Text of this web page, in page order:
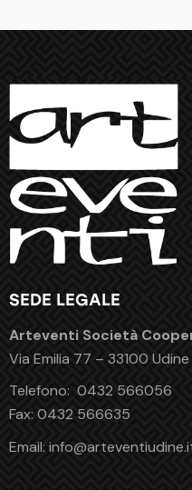
SEDE LEGALE
Arteventi Società
Via Emilia 77 – 33100 Udine
Telefono: 0432 566056
Fax: 0432 566635
Email: